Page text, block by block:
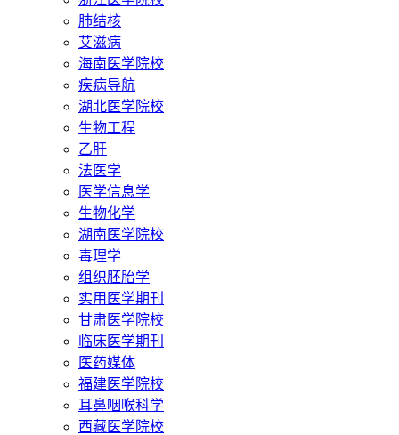
肺结核
艾滋病
海南医学院校
疾病导航
湖北医学院校
生物工程
乙肝
法医学
医学信息学
生物化学
湖南医学院校
毒理学
组织胚胎学
实用医学期刊
甘肃医学院校
临床医学期刊
医药媒体
福建医学院校
耳鼻咽喉科学
西藏医学院校